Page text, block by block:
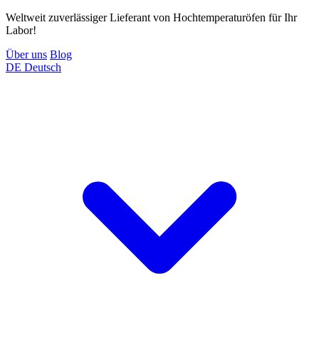
Weltweit zuverlässiger Lieferant von Hochtemperaturöfen für Ihr
Labor!
Über uns Blog
DE Deutsch